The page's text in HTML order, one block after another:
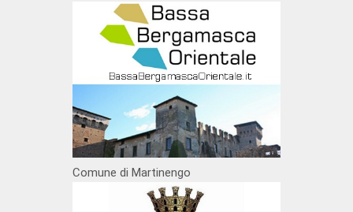
Comune di Martinengo